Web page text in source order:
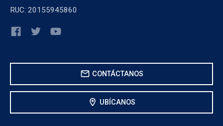
RUC: 20155945860
mail CONTÁCTANOS
location_on UBÍCANOS